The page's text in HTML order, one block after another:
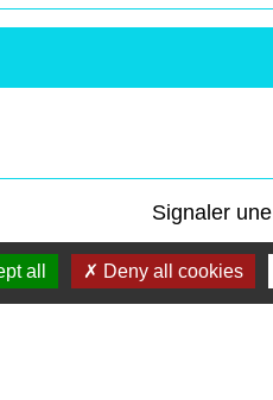
Signaler
all Deny all cookies